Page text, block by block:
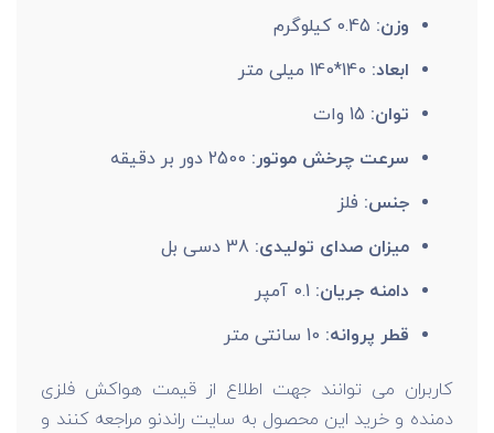
وزن:
ابعاد: 140*140 میلی متر
توان: 15 وات
سرعت چرخش موتور:
جنس: فلز
میزان صدای تولیدی:38 دسی بل
دامنه جریان: 0.1 آمپر
قطر پروانه: 10 سانتی متر
کاربران می توانند جهت اطلاع از قیمت هواکش فلزی
دمنده و خرید این محصول به سایت راندنو مراجعه کنند و